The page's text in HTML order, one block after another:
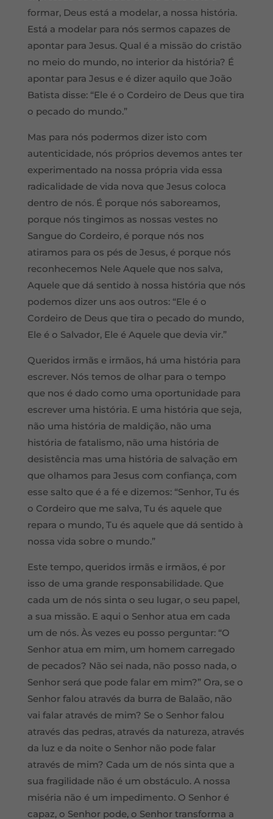
formar, Deus está a modelar, a nossa história.
Está a modelar para nós sermos capazes de
apontar para Jesus. Qual é a missão do cristão
no meio do mundo, no interior da história? É
apontar para Jesus e é dizer aquilo que João
Batista disse: “Ele é o Cordeiro de Deus que tira
o pecado do mundo.”
Mas para nós podermos dizer isto com
autenticidade, nós próprios devemos antes ter
experimentado na nossa própria vida essa
radicalidade de vida nova que Jesus coloca
dentro de nós. É porque nós saboreamos,
porque nós tingimos as nossas vestes no
Sangue do Cordeiro, é porque nós nos
atiramos para os pés de Jesus, é porque nós
reconhecemos Nele Aquele que nos salva,
Aquele que dá sentido à nossa história que nós
podemos dizer uns aos outros: “Ele é o
Cordeiro de Deus que tira o pecado do mundo,
Ele é o Salvador, Ele é Aquele que devia vir.”
Queridos irmãs e irmãos, há uma história para
escrever. Nós temos de olhar para o tempo
que nos é dado como uma oportunidade para
escrever uma história. E uma história que seja,
não uma história de maldição, não uma
história de fatalismo, não uma história de
desistência mas uma história de salvação em
que olhamos para Jesus com confiança, com
esse salto que é a fé e dizemos: “Senhor, Tu és
o Cordeiro que me salva, Tu és aquele que
repara o mundo, Tu és aquele que dá sentido à
nossa vida sobre o mundo.”
Este tempo, queridos irmãs e irmãos, é por
isso de uma grande responsabilidade. Que
cada um de nós sinta o seu lugar, o seu papel,
a sua missão. E aqui o Senhor atua em cada
um de nós. Às vezes eu posso perguntar: “O
Senhor atua em mim, um homem carregado
de pecados? Não sei nada, não posso nada, o
Senhor será que pode falar em mim?” Ora, se o
Senhor falou através da burra de Balaão, não
vai falar através de mim? Se o Senhor falou
através das pedras, através da natureza, através
da luz e da noite o Senhor não pode falar
através de mim? Cada um de nós sinta que a
sua fragilidade não é um obstáculo. A nossa
miséria não é um impedimento. O Senhor é
capaz, o Senhor pode, o Senhor transforma a